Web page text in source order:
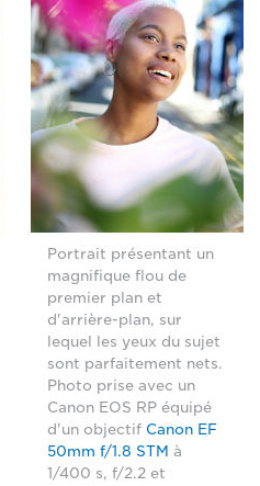
Portrait présentant un
magnifique flou de
premier plan et
d'arrière-plan, sur
lequel les yeux du sujet
sont parfaitement nets.
Photo prise avec un
Canon EOS RP équipé
d'un objectif Canon EF
50mm f/1.8 STM à
1/400 s, f/2.2 et